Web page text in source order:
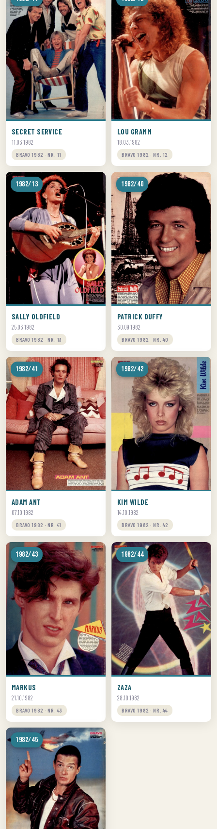
SECRET SERVICE
11.03.1982
BRAVO 1982 · NR. 11
LOU GRAMM
18.03.1982
BRAVO 1982 · NR. 12
1982/13
SALLY OLDFIELD
25.03.1982
BRAVO 1982 · NR. 13
1982/40
PATRICK DUFFY
30.09.1982
BRAVO 1982 · NR. 40
1982/41
ADAM ANT
07.10.1982
BRAVO 1982 · NR. 41
1982/42
KIM WILDE
14.10.1982
BRAVO 1982 · NR. 42
1982/43
MARKUS
21.10.1982
BRAVO 1982 · NR. 43
1982/44
ZAZA
28.10.1982
BRAVO 1982 · NR. 44
1982/45